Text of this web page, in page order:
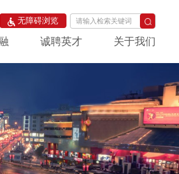
无障碍浏览
诚聘英才 关于我们